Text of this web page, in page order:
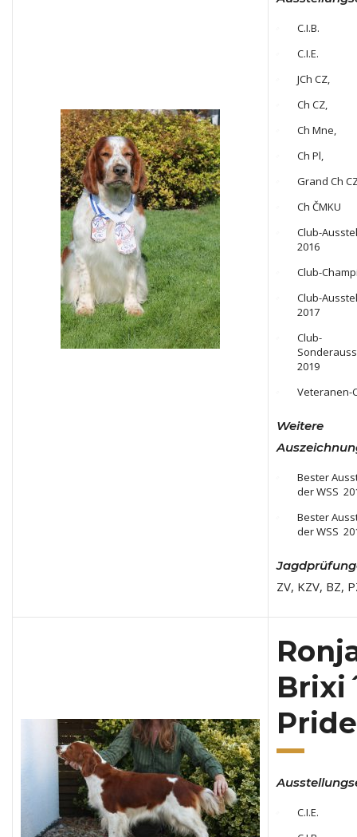
C.I.B.
C.I.E.
JCh CZ,
Ch CZ,
Ch Mne,
Ch Pl,
Grand Ch
Ch ČMKU
Club-
2016
Club-
Club-
2017
Club-
2019
Veteranen-
Weitere
Bester
der WSS
Bester
der WSS
ZV, KZV, BZ,
Pride
C.I.E.